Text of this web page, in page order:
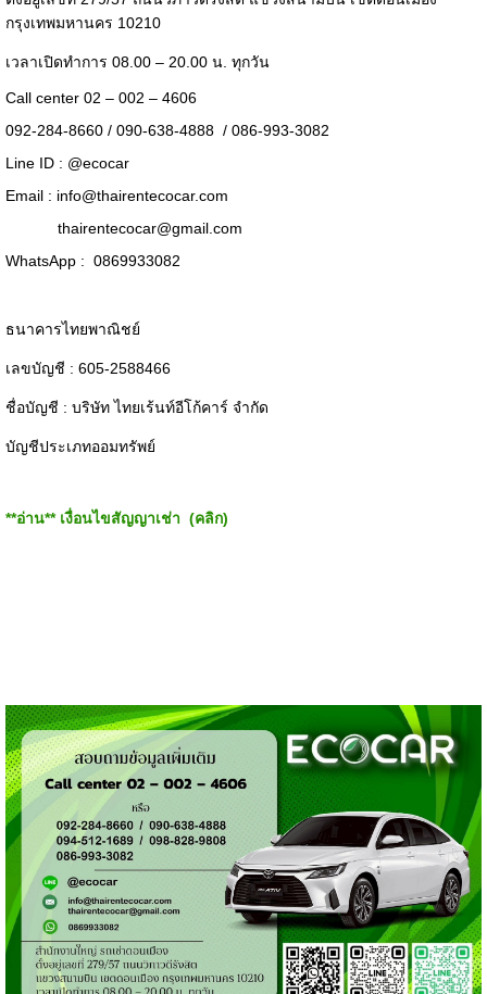
กรุงเทพมหานคร 10210
เวลาเปิดทำการ 08.00 – 20.00 น. ทุกวัน
Call center 02 – 002 – 4606
092-284-8660 / 090-638-4888 / 086-993-3082
Line ID : @ecocar
Email : info@thairentecocar.com
thairentecocar@gmail.com
WhatsApp : 0869933082
ธนาคารไทยพาณิชย์
เลขบัญชี : 605-2588466
ชื่อบัญชี : บริษัท ไทยเร้นท์อีโก้คาร์ จำกัด
บัญชีประเภทออมทรัพย์
**อ่าน** เงื่อนไขสัญญาเช่า (คลิก)